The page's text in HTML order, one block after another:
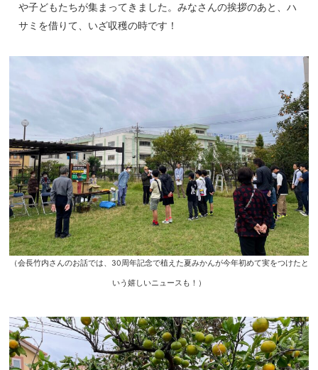
や子どもたちが集まってきました。みなさんの挨拶のあと、ハ
サミを借りて、いざ収穫の時です！
（会長竹内さんのお話では、30周年記念で植えた夏みかんが今年初めて実をつけたと
いう嬉しいニュースも！）